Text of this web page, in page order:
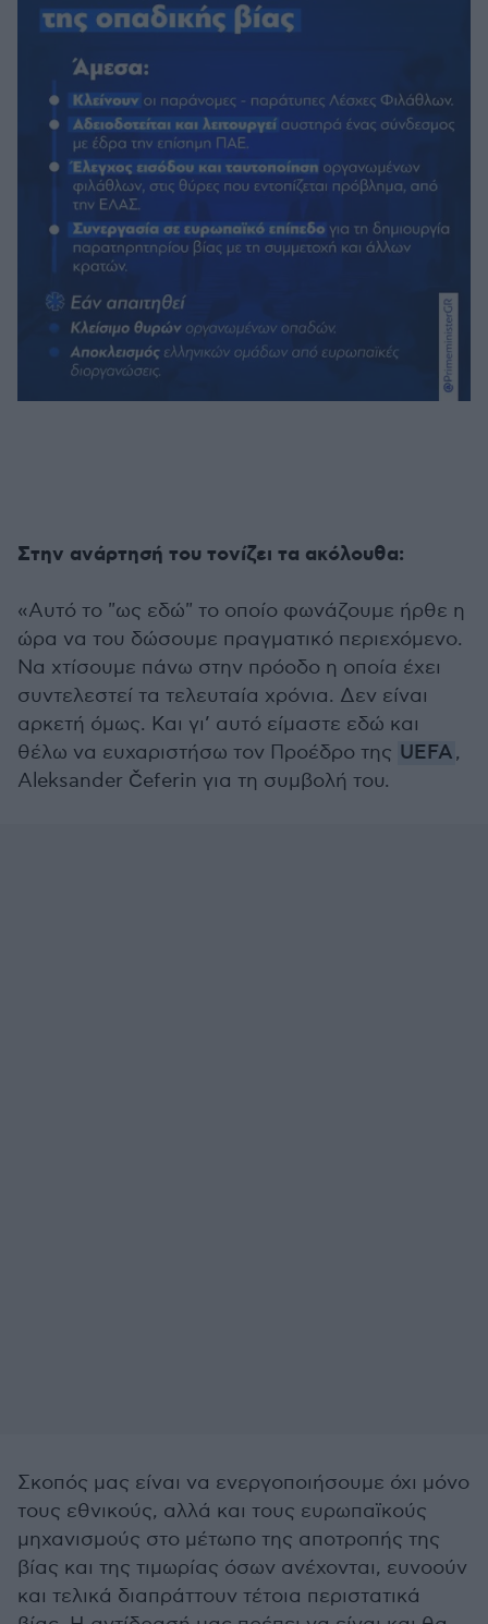
Στην ανάρτησή του τονίζει τα ακόλουθα:
«Αυτό το "ως εδώ" το οποίο φωνάζουμε ήρθε η
ώρα να του δώσουμε πραγματικό περιεχόμενο.
Να χτίσουμε πάνω στην πρόοδο η οποία έχει
συντελεστεί τα τελευταία χρόνια. Δεν είναι
αρκετή όμως. Και γι’ αυτό είμαστε εδώ και
θέλω να ευχαριστήσω τον Προέδρο της UEFA,
Aleksander Čeferin για τη συμβολή του.
Σκοπός μας είναι να ενεργοποιήσουμε όχι μόνο
τους εθνικούς, αλλά και τους ευρωπαϊκούς
μηχανισμούς στο μέτωπο της αποτροπής της
βίας και της τιμωρίας όσων ανέχονται, ευνοούν
και τελικά διαπράττουν τέτοια περιστατικά